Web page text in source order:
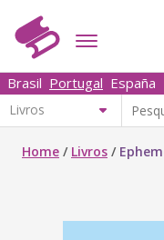
Brasil Portugal España
Home / Livros /